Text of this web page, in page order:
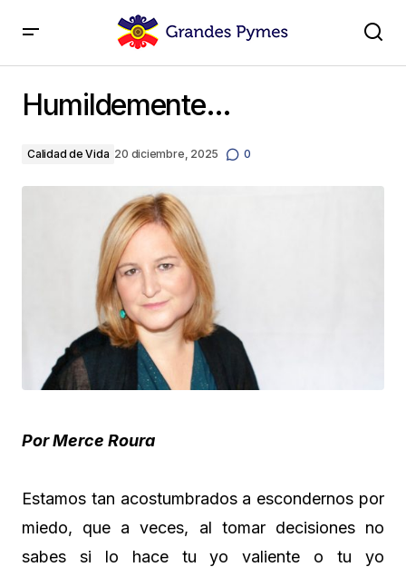
Humildemente…
Calidad de Vida 20 diciembre, 2025 0
Por Merce Roura
Estamos tan acostumbrados a escondernos por
miedo, que a veces, al tomar decisiones no
sabes si lo hace tu yo valiente o tu yo